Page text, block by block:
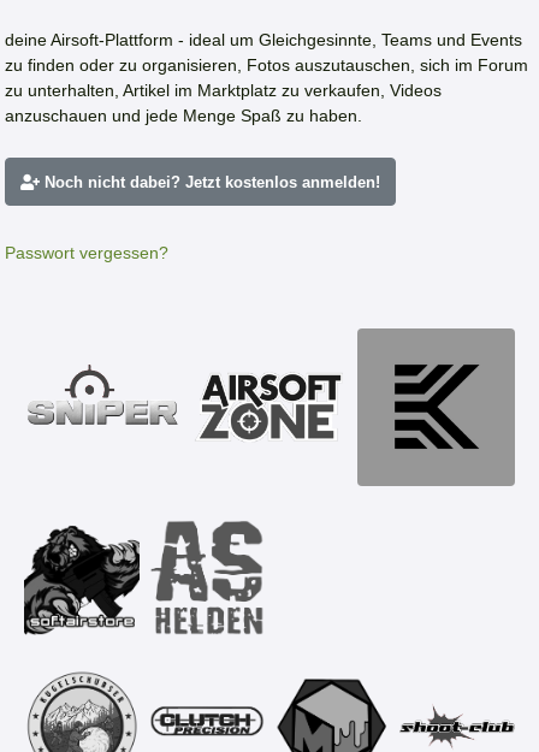
deine Airsoft-Plattform - ideal um Gleichgesinnte, Teams und Events
zu finden oder zu organisieren, Fotos auszutauschen, sich im Forum
zu unterhalten, Artikel im Marktplatz zu verkaufen, Videos
anzuschauen und jede Menge Spaß zu haben.
Noch nicht dabei? Jetzt kostenlos anmelden!
Passwort vergessen?